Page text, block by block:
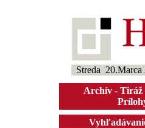
Streda 20.Marca
Archív- Tiráž